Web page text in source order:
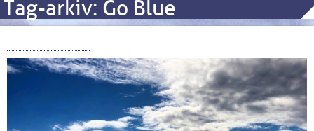
Tag-arkiv: Go Blue